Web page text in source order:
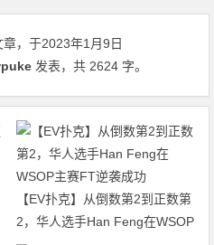
，于2023年1月9日
发表，共 2624 字。
【EV扑克】从倒数第2到正数第
2，华人选手Han Feng在WSOP